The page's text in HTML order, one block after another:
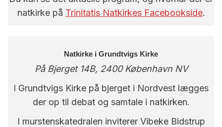
natkirke på Trinitatis Natkirkes Facebookside.
Natkirke i Grundtvigs Kirke
På Bjerget 14B, 2400 København NV
I Grundtvigs Kirke på bjerget i Nordvest lægges
der op til debat og samtale i natkirken.
I murstenskatedralen inviterer Vibeke Bidstrup